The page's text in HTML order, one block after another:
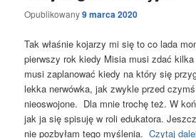
Opublikowany9 marca 2020
Tak właśnie kojarzy mi się to co lada
pierwszy rok kiedy Misia musi zdać kilka
musi zaplanować kiedy na który się
lekka nerwówka, jak zwykle przed
nieoswojone. Dla mnie trochę też. W
jak ja się spisuję w roli edukatora.
nie pozbyłam tego myślenia.Czytaj